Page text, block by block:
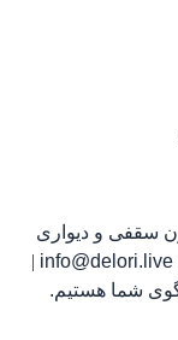
info@delori.live
|